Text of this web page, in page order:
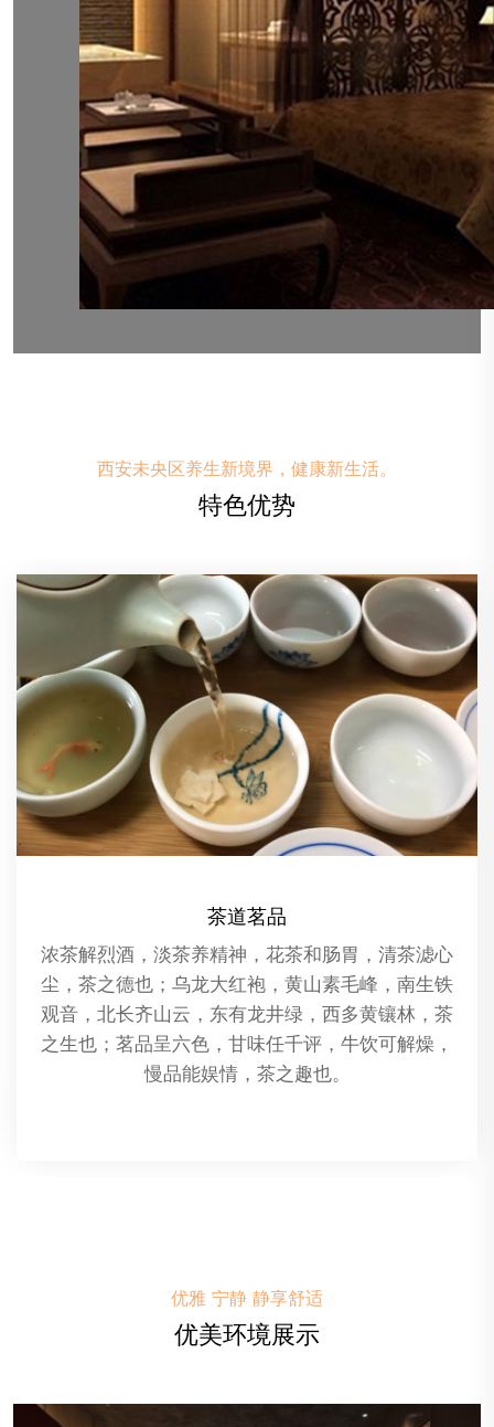
西安未央区养生新境界，健康新生活。
特色优势
精油推拿
精油推拿是一种结合了芳香疗法和传统按摩技术的
养生保健方法。在这种疗法中，专业的按摩师会使
用植物精油作为按摩油，通过按摩手法将精油渗透
到皮肤中，以此来放松肌肉、促进血液循环、缓解
压力和改善整体健康。
优雅 宁静 静享舒适
优美环境展示